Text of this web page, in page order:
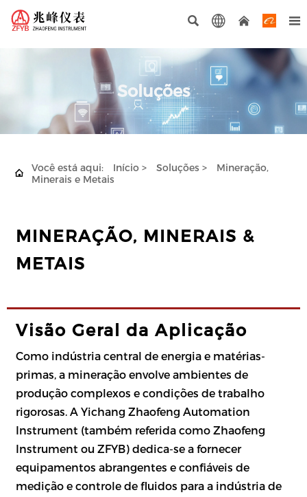
   
Soluções
 Você está aqui: Início > Soluções >
Mineração,
Minerais e Metais
MINERAÇÃO, MINERAIS &
METAIS
Visão Geral da Aplicação
Como indústria central de energia e matérias-
primas, a mineração envolve ambientes de
produção complexos e condições de trabalho
rigorosas. A Yichang Zhaofeng Automation
Instrument (também referida como Zhaofeng
Instrument ou ZFYB) dedica-se a fornecer
equipamentos abrangentes e confiáveis de
medição e controle de fluidos para a indústria de